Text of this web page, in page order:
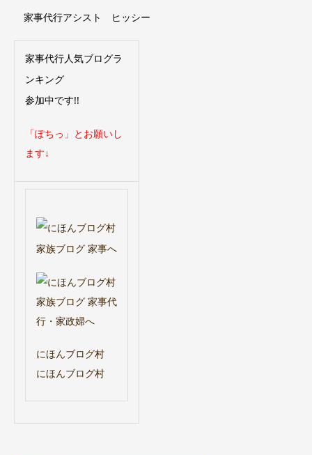
家事代行アシスト ヒッシー
家事代行人気ブログラ
ンキング
参加中です!!
「ぽちっ」とお願いし
ます↓
にほんブログ村
にほんブログ村